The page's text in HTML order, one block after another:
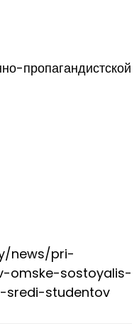
пропагандистской
news/pri-
omske-sostoyalis-
sredi-studentov